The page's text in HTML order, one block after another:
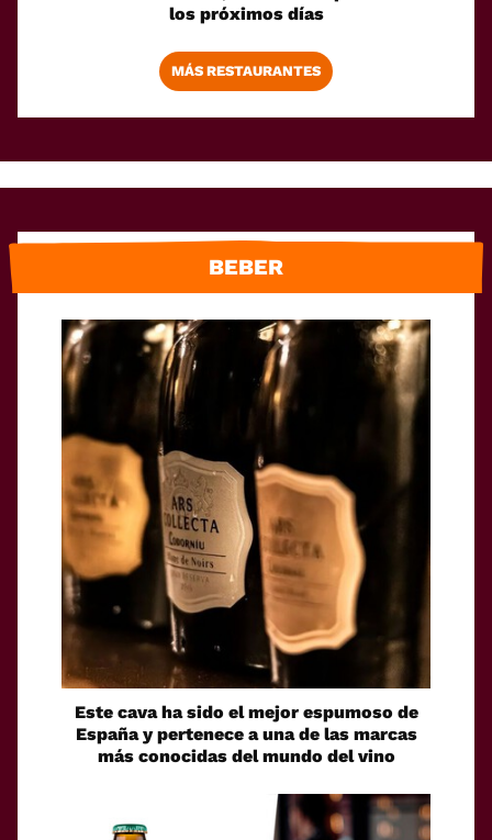
los próximos días
MÁS RESTAURANTES
BEBER
Este cava ha sido el mejor espumoso de
España y pertenece a una de las marcas
más conocidas del mundo del vino